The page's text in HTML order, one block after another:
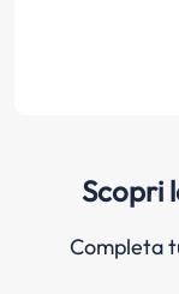
Scopri
Completa